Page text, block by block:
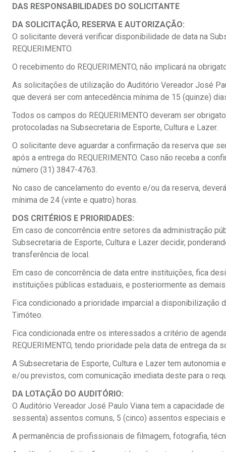
DAS RESPONSABILIDADES DO SOLICITANTE
DA SOLICITAÇÃO, RESERVA E AUTORIZAÇÃO:
O solicitante deverá verificar disponibilidade de data na
REQUERIMENTO.
O recebimento do REQUERIMENTO, não implicará na
As solicitações de utilização do Auditório Vereador José
que deverá ser com antecedência mínima de 15 (quinze)
Todos os campos do REQUERIMENTO deveram ser
protocoladas na Subsecretaria de Esporte, Cultura e Lazer.
O solicitante deve aguardar a confirmação da reserva que
após a entrega do REQUERIMENTO. Caso não receba a
número (31) 3847-4763.
No caso de cancelamento do evento e/ou da reserva,
mínima de 24 (vinte e quatro) horas.
DOS CRITÉRIOS E PRIORIDADES:
Em caso de concorrência entre setores da administração
Subsecretaria de Esporte, Cultura e Lazer decidir,
transferência de local.
Em caso de concorrência de data entre instituições, fica
instituições públicas estaduais, e posteriormente as
Fica condicionado a prioridade imparcial a
Timóteo.
Fica condicionada entre os interessados a critério de
REQUERIMENTO, tendo prioridade pela data de entrega
A Subsecretaria de Esporte, Cultura e Lazer tem
e/ou previstos, com comunicação imediata deste para o
DA LOTAÇÃO DO AUDITÓRIO:
O Auditório Vereador José Paulo Viana tem a capacidade
sessenta) assentos comuns, 5 (cinco) assentos especiais
A permanência de profissionais de filmagem, fotografia,